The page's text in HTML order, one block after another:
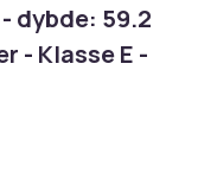
dybde: 59.2
- Klasse E -